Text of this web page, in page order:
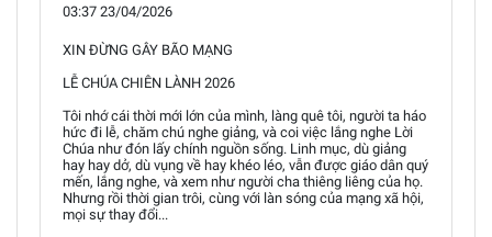
03:37 23/04/2026
XIN ĐỪNG GÂY BÃO MẠNG
LỄ CHÚA CHIÊN LÀNH 2026
Tôi nhớ cái thời mới lớn của mình, làng quê tôi, người ta háo
hức đi lễ, chăm chú nghe giảng, và coi việc lắng nghe Lời
Chúa như đón lấy chính nguồn sống. Linh mục, dù giảng
hay hay dở, dù vụng về hay khéo léo, vẫn được giáo dân quý
mến, lắng nghe, và xem như người cha thiêng liêng của họ.
Nhưng rồi thời gian trôi, cùng với làn sóng của mạng xã hội,
mọi sự thay đổi...